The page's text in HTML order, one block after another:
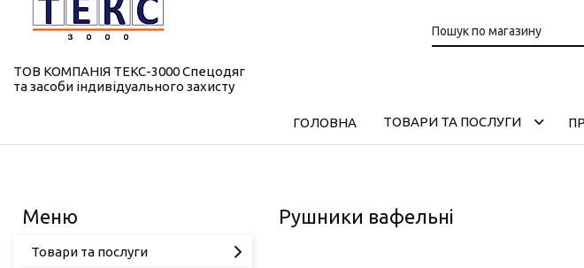
ТОВ КОМПАНІЯ ТЕКС-3000 Спецодяг
та засоби індивідуального захисту
ГОЛОВНА ТОВАРИ ТА ПОСЛУГИ
Рушники вафельні
Товари та послуги